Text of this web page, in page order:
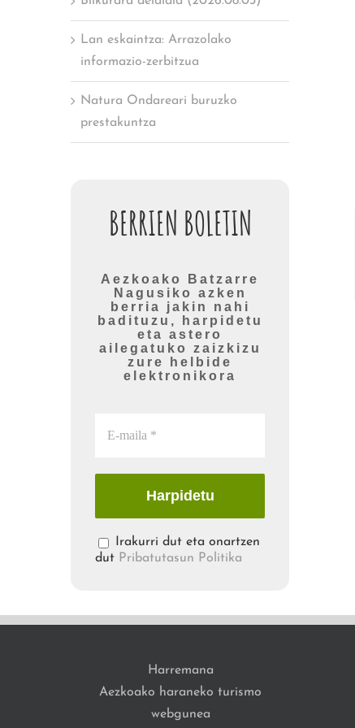
Lan eskaintza: Arrazolako
informazio-zerbitzua
Natura Ondareari buruzko
prestakuntza
BERRIEN BOLETIN
Aezkoako Batzarre
Nagusiko azken
berria jakin nahi
badituzu, harpidetu
eta astero
ailegatuko zaizkizu
zure helbide
elektronikora
Irakurri dut eta onartzen
dut Pribatutasun Politika
Harremana
Aezkoako haraneko turismo
webgunea